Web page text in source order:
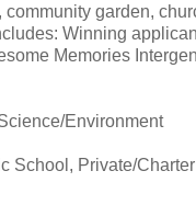
garden,
Winning
Memories
Environment
School, Private/